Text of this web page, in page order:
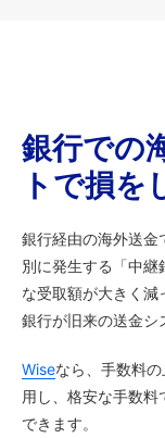
銀行での
トで損を
銀行経由の海外送金
別に発生する「中継
な受取額が大きく
銀行が旧来の送金シ
Wiseなら、手数料
用し、格安な手数
できます。